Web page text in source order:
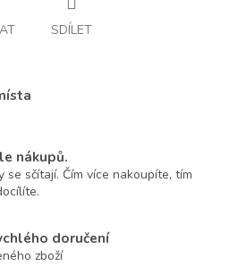
SDÍLET
nákupů.
se sčítají. Čím více nakoupíte, tím
doručení
zboží